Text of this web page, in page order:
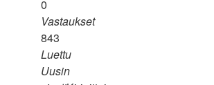
0
Vastaukset
843
Luettu
Uusin